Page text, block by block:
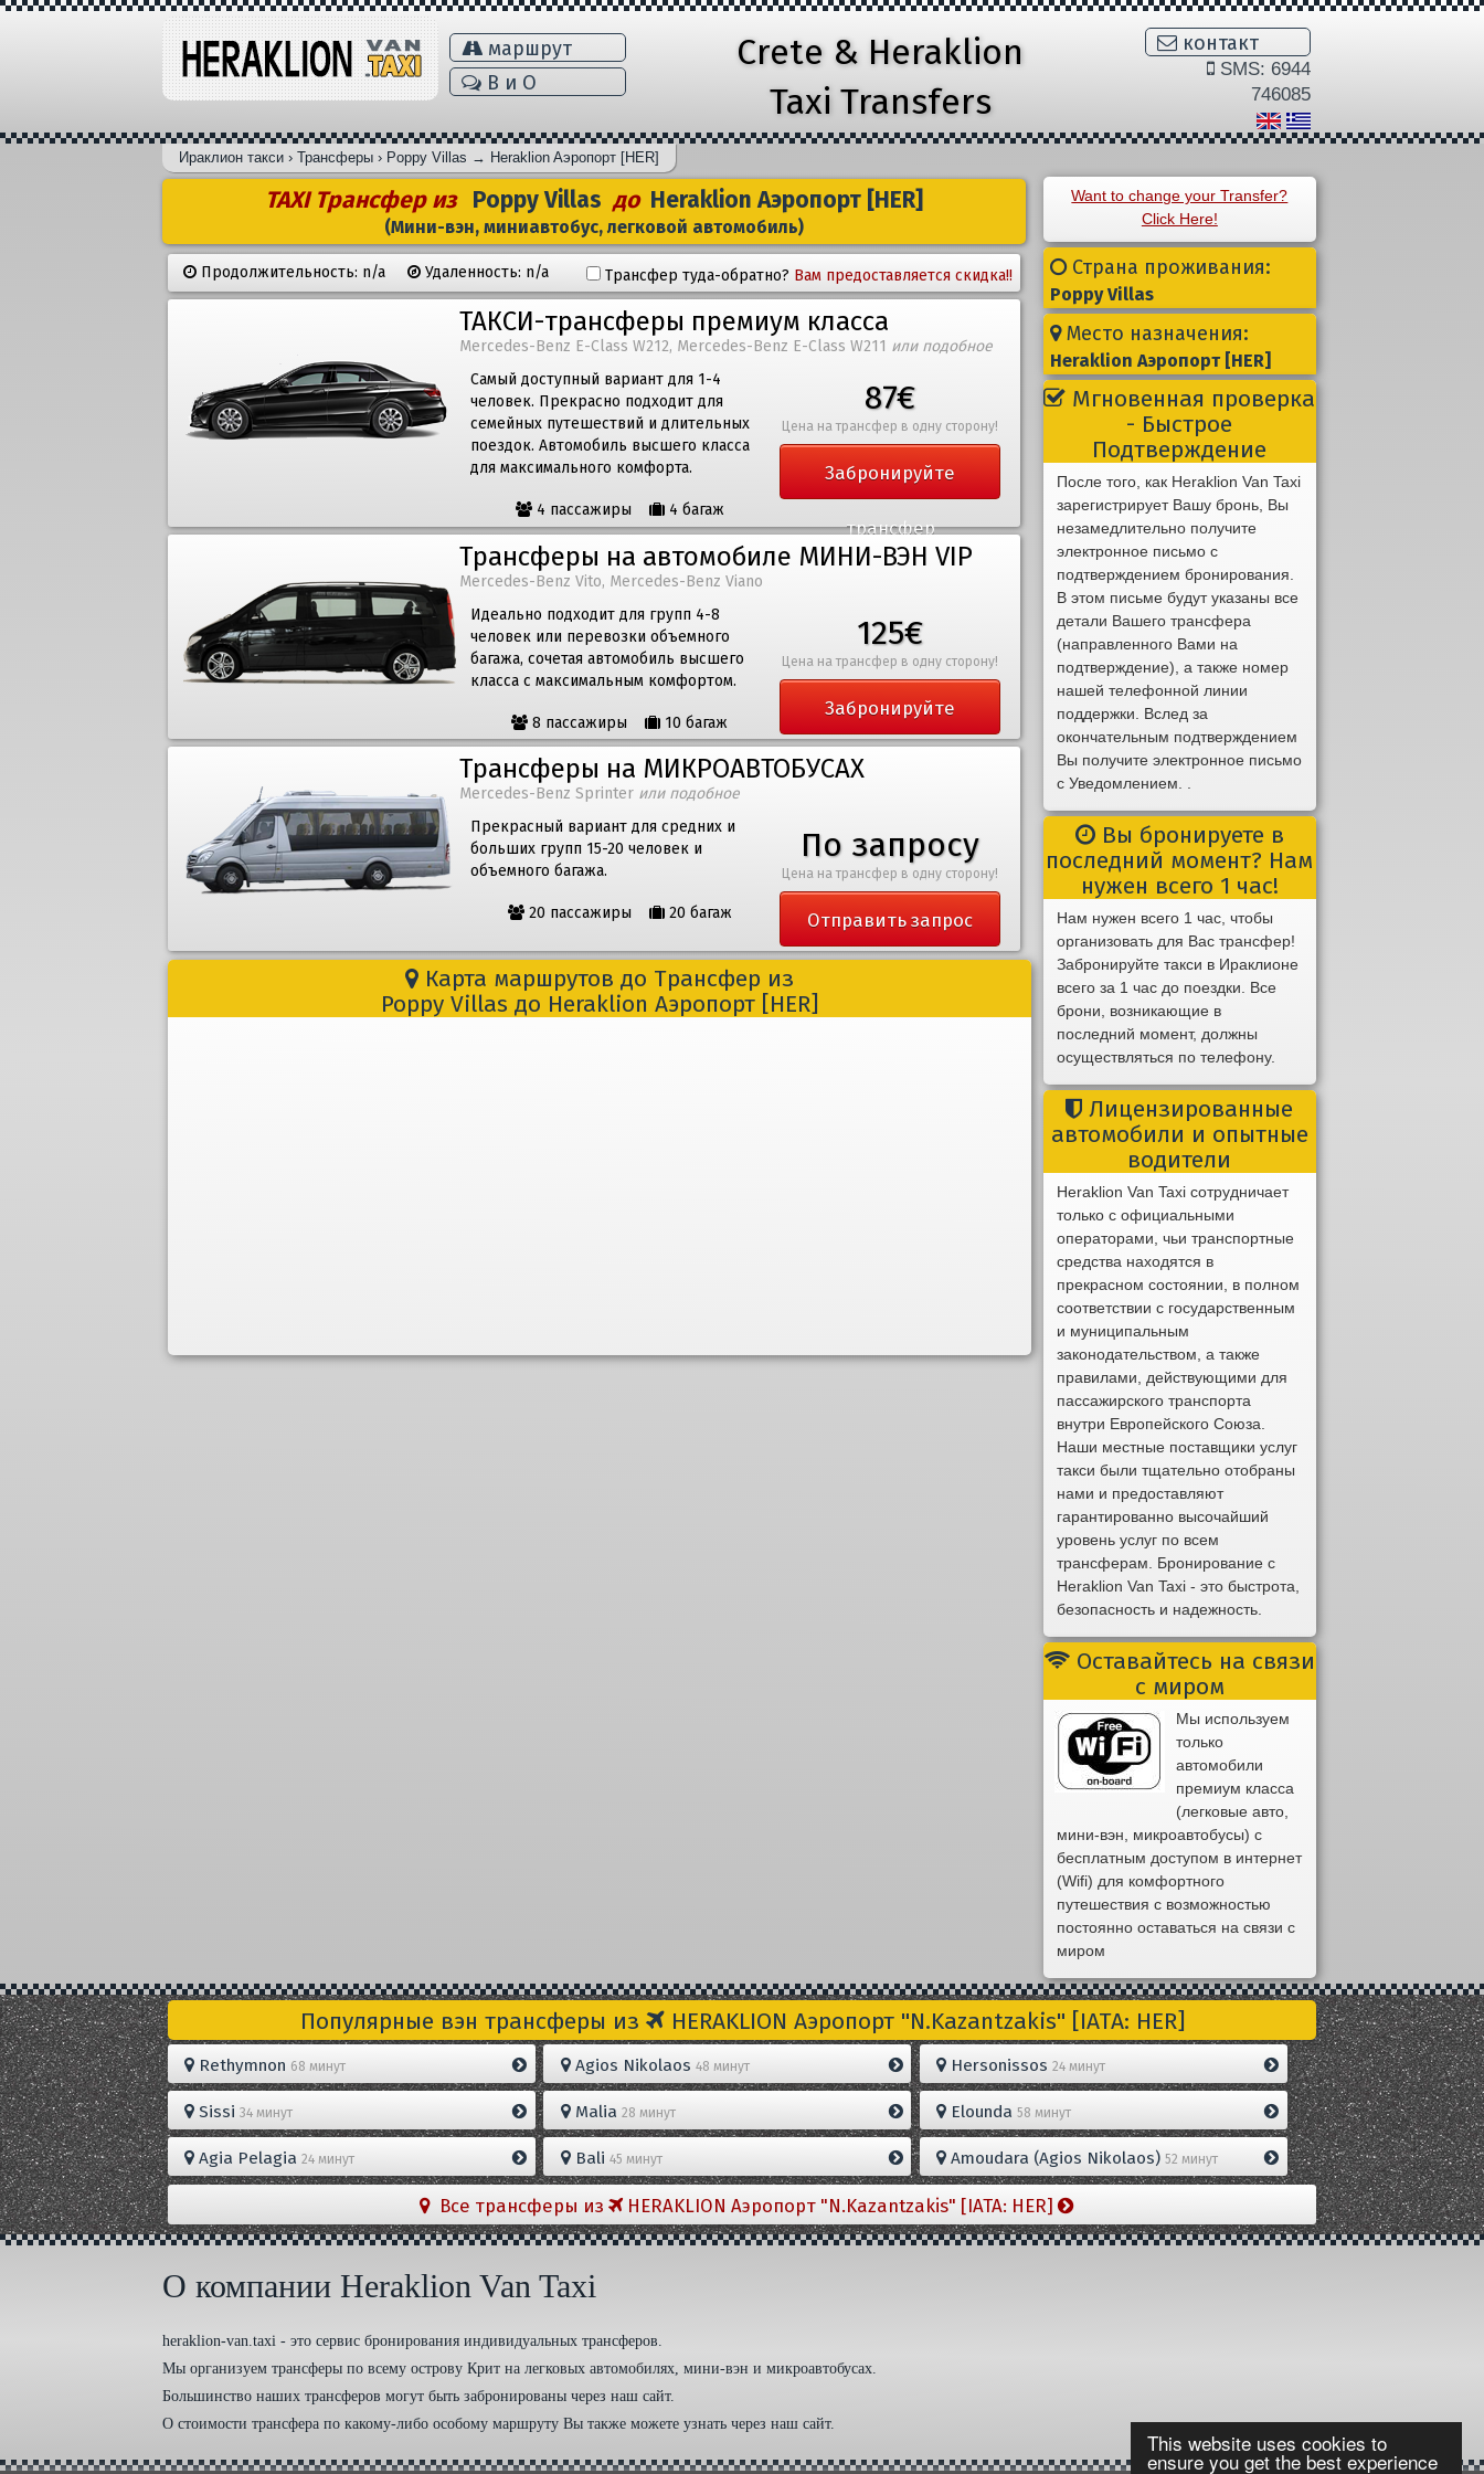
This website uses cookies to
ensure you get the best experience
маршрут
В и Ο
Crete & Heraklion
Taxi Transfers
контакт
SMS: 6944
746085
Ираклион такси › Трансферы › Poppy Villas → Heraklion Aэропорт [HER]
TAXI Трансфер из Poppy VillasдоHeraklion Aэропорт [HER]
(Мини-вэн, миниавтобус, легковой автомобиль)
Продолжительность: n/a Удаленность: n/a Трансфер туда-обратно? Вам предоставляется скидка!!
ТАКСИ-трансферы премиум класса
Mercedes-Benz E-Class W212, Mercedes-Benz E-Class W211 или подобное
Самый доступный вариант для 1-4
человек. Прекрасно подходит для
семейных путешествий и длительных
поездок. Автомобиль высшего класса
для максимального комфорта.
4 пассажиры 4 багаж
87€
Цена на трансфер в одну сторону!
Забронируйте
трансфер
Трансферы на автомобиле МИНИ-ВЭН VIP
Mercedes-Benz Vito, Mercedes-Benz Viano
Идеально подходит для групп 4-8
человек или перевозки объемного
багажа, сочетая автомобиль высшего
класса с максимальным комфортом.
8 пассажиры 10 багаж
125€
Цена на трансфер в одну сторону!
Забронируйте
трансфер
Трансферы на МИКРОАВТОБУСАХ
Mercedes-Benz Sprinter или подобное
Прекрасный вариант для средних и
больших групп 15-20 человек и
объемного багажа.
20 пассажиры 20 багаж
По запросу
Цена на трансфер в одну сторону!
Отправить запрос
Карта маршрутов до Трансфер из
Poppy Villas до Heraklion Aэропорт [HER]
Want to change your Transfer?
Click Here!
Страна проживания:
Poppy Villas
Место назначения:
Heraklion Aэропорт [HER]
Мгновенная проверка
- Быстрое
Подтверждение
После того, как Heraklion Van Taxi
зарегистрирует Вашу бронь, Вы
незамедлительно получите
электронное письмо с
подтверждением бронирования.
В этом письме будут указаны все
детали Вашего трансфера
(направленного Вами на
подтверждение), а также номер
нашей телефонной линии
поддержки. Вслед за
окончательным подтверждением
Вы получите электронное письмо
с Уведомлением. .
Вы бронируете в
последний момент? Нам
нужен всего 1 час!
Нам нужен всего 1 час, чтобы
организовать для Вас трансфер!
Забронируйте такси в Ираклионе
всего за 1 час до поездки. Все
брони, возникающие в
последний момент, должны
осуществляться по телефону.
Лицензированные
автомобили и опытные
водители
Heraklion Van Taxi сотрудничает
только с официальными
операторами, чьи транспортные
средства находятся в
прекрасном состоянии, в полном
соответствии с государственным
и муниципальным
законодательством, а также
правилами, действующими для
пассажирского транспорта
внутри Европейского Союза.
Наши местные поставщики услуг
такси были тщательно отобраны
нами и предоставляют
гарантированно высочайший
уровень услуг по всем
трансферам. Бронирование с
Heraklion Van Taxi - это быстрота,
безопасность и надежность.
Оставайтесь на связи
с миром
Мы используем
только
автомобили
премиум класса
(легковые авто,
мини-вэн, микроавтобусы) с
бесплатным доступом в интернет
(Wifi) для комфортного
путешествия с возможностью
постоянно оставаться на связи с
миром
Популярные вэн трансферы из HERAKLION Aэропорт "N.Kazantzakis" [IATA: HER]
Rethymnon 68 минут Agios Nikolaos 48 минут Hersonissos24 минут
Sissi34 минут Malia 28 минут Elounda58 минут
Agia Pelagia24 минут Bali 45 минут Amoudara (Agios Nikolaos)52 минут
Все трансферы из HERAKLION Aэропорт "N.Kazantzakis" [IATA: HER]
О компании Heraklion Van Taxi
heraklion-van.taxi - это сервис бронирования индивидуальных трансферов.
Мы организуем трансферы по всему острову Крит на легковых автомобилях, мини-вэн и микроавтобусах.
Большинство наших трансферов могут быть забронированы через наш сайт.
О стоимости трансфера по какому-либо особому маршруту Вы также можете узнать через наш сайт.